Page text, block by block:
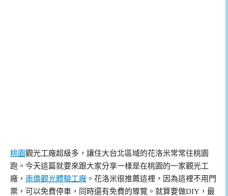
桃園觀光工廠超級多，讓住大台北區域的花洛米常常往桃園
跑。今天這篇就要來跟大家分享一樣是在桃園的一家觀光工
廠， 南僑觀光體驗工廠 。花洛米很推薦這裡，因為這裡不用門
票，可以免費停車，同時還有免費的導覽。就算要做DIY，最